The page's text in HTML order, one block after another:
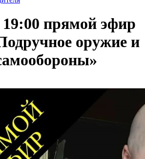
прямой эфир
оружие и